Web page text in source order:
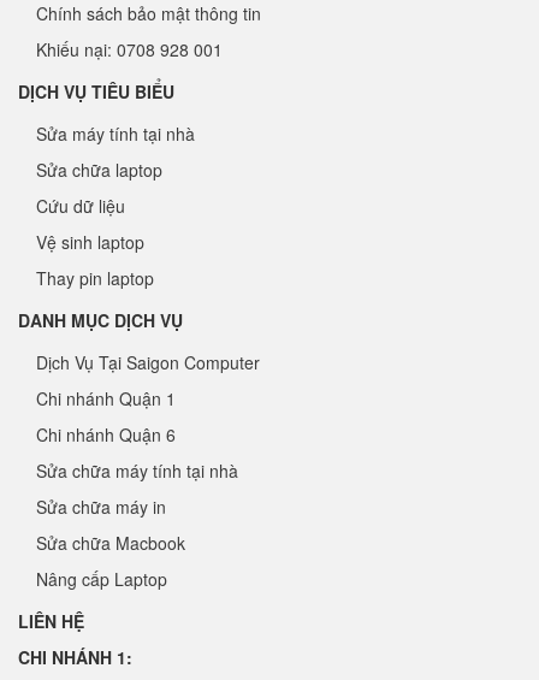
Chính sách bảo mật thông tin
Khiếu nại: 0708 928 001
DỊCH VỤ TIÊU BIỂU
Sửa máy tính tại nhà
Sửa chữa laptop
Cứu dữ liệu
Vệ sinh laptop
Thay pin laptop
DANH MỤC DỊCH VỤ
Dịch Vụ Tại Saigon Computer
Chi nhánh Quận 1
Chi nhánh Quận 6
Sửa chữa máy tính tại nhà
Sửa chữa máy in
Sửa chữa Macbook
Nâng cấp Laptop
LIÊN HỆ
CHI NHÁNH 1: